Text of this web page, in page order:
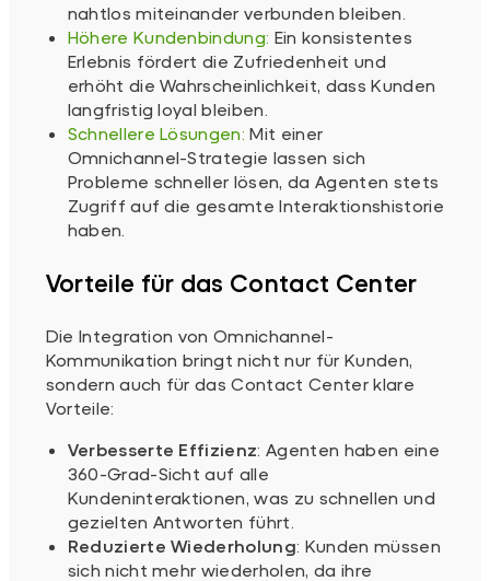
nahtlos miteinander verbunden bleiben.
Höhere Kundenbindung: Ein konsistentes
Erlebnis fördert die Zufriedenheit und
erhöht die Wahrscheinlichkeit, dass Kunden
langfristig loyal bleiben.
Schnellere Lösungen: Mit einer
Omnichannel-Strategie lassen sich
Probleme schneller lösen, da Agenten stets
Zugriff auf die gesamte Interaktionshistorie
haben.
Vorteile für das Contact Center
Die Integration von Omnichannel-
Kommunikation bringt nicht nur für Kunden,
sondern auch für das Contact Center klare
Vorteile:
Verbesserte Effizienz: Agenten haben eine
360-Grad-Sicht auf alle
Kundeninteraktionen, was zu schnellen und
gezielten Antworten führt.
Reduzierte Wiederholung: Kunden müssen
sich nicht mehr wiederholen, da ihre